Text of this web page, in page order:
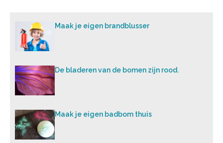
Maak je eigen brandblusser
De bladeren van de bomen zijn rood.
Maak je eigen badbom thuis